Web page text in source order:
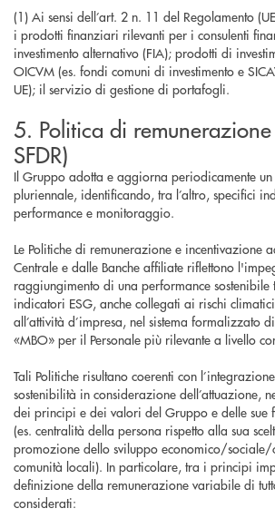
(1) Ai sensi dell’art. 2 n. 11 del Regolamento
i prodotti finanziari rilevanti per i consulenti
investimento alternativo (FIA); prodotti di
OICVM (es. fondi comuni di investimento e
UE); il servizio di gestione di portafogli.
5. Politica di
SFDR)
Il Gruppo adotta e aggiorna periodicamente
pluriennale, identificando, tra l’altro, specifici
performance e monitoraggio.
Le Politiche di remunerazione e incentivazione
Centrale e dalle Banche affiliate riflettono
raggiungimento di una performance sostenibile
indicatori ESG, anche collegati ai rischi
all’attività d’impresa, nel sistema formalizzato
«MBO» per il Personale più rilevante a livello
Tali Politiche risultano coerenti con
sostenibilità in considerazione dell’attuazione,
dei principi e dei valori del Gruppo e delle sue
(es. centralità della persona rispetto alla sua
promozione dello sviluppo economico/sociale/
comunità locali). In particolare, tra i principi
definizione della remunerazione variabile di
considerati: